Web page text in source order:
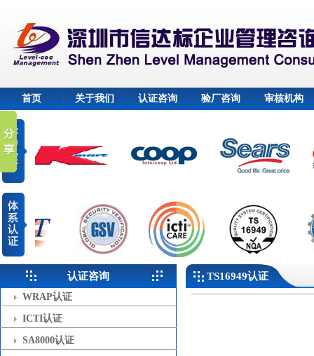
首页 关于我们 认证咨询 验厂咨询 审核机构
认证咨询
WRAP认证
ICTI认证
SA8000认证
TS16949认证